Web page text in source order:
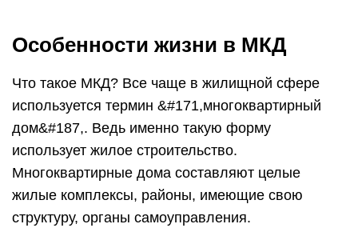
Особенности жизни в МКД
Что такое МКД? Все чаще в жилищной сфере
используется термин &#171,многоквартирный
дом&#187,. Ведь именно такую форму
использует жилое строительство.
Многоквартирные дома составляют целые
жилые комплексы, районы, имеющие свою
структуру, органы самоуправления.